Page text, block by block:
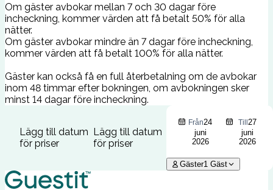
Om gäster avbokar mellan 7 och 30 dagar före
incheckning, kommer värden att få betalt 50% för alla
nätter.
Om gäster avbokar mindre än 7 dagar före incheckning,
kommer värden att få betalt 100% för alla nätter.
Gäster kan också få en full återbetalning om de avbokar
inom 48 timmar efter bokningen, om avbokningen sker
minst 14 dagar före incheckning.
Lägg till datum
för priser
Lägg till datum
för priser
Från24
juni
2026
Till27
juni
2026
Gäster1 Gäst